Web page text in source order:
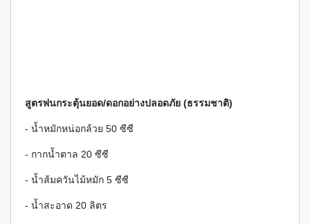
สูตรพ่นกระตุ้นยอด/ดอกอย่างปลอดภัย (ธรรมชาติ)
- น้ำหมักหน่อกล้วย 50 ซีซี
- กากน้ำตาล 20 ซีซี
- น้ำส้มควันไม้หมัก 5 ซีซี
- น้ำสะอาด 20 ลิตร